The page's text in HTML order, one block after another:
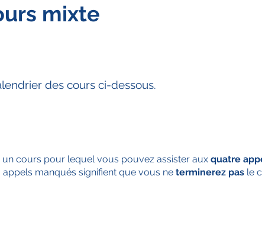
mixte
des cours ci-dessous.
un cours pour lequel vous pouvez assister aux quatre
appels manqués signifient que vous ne terminerez pas le